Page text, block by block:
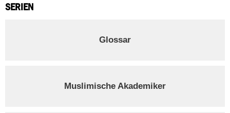
SERIEN
Glossar
Muslimische Akademiker